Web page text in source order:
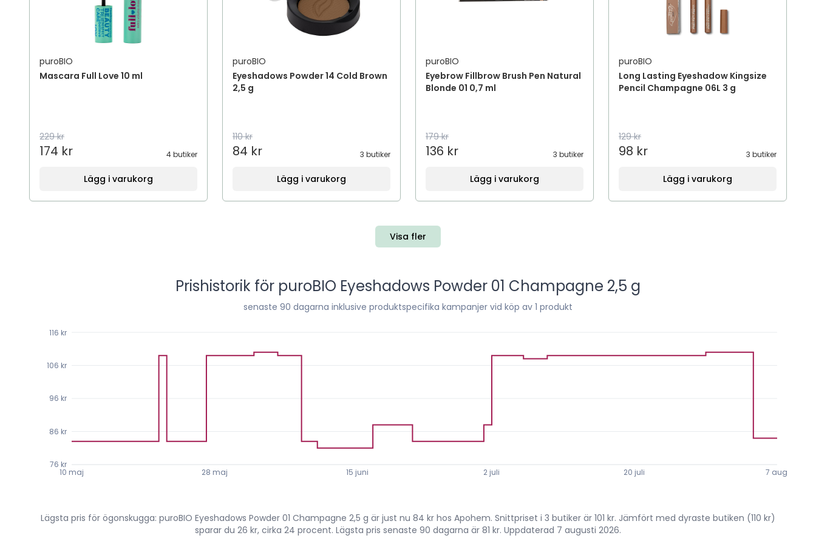
puroBIO
Mascara Full Love 10 ml
229 kr
174 kr 4 butiker
Lägg i varukorg
puroBIO
Eyeshadows Powder 14 Cold Brown
2,5 g
110 kr
84 kr 3 butiker
Lägg i varukorg
puroBIO
Eyebrow Fillbrow Brush Pen Natural
Blonde 01 0,7 ml
179 kr
136 kr 3 butiker
Lägg i varukorg
puroBIO
Long Lasting Eyeshadow Kingsize
Pencil Champagne 06L 3 g
129 kr
98 kr 3 butiker
Lägg i varukorg
Visa fler
Prishistorik för puroBIO Eyeshadows Powder 01 Champagne 2,5 g
senaste 90 dagarna inklusive produktspecifika kampanjer vid köp av 1 produkt
10 maj 28 maj 15 juni 2 juli 20 juli 7 aug.
76 kr
86 kr
96 kr
106 kr
116 kr
Lägsta pris för ögonskugga: puroBIO Eyeshadows Powder 01 Champagne 2,5 g är just nu 84 kr hos Apohem. Snittpriset i 3 butiker är 101 kr. Jämfört med dyraste butiken (110 kr)
sparar du 26 kr, cirka 24 procent. Lägsta pris senaste 90 dagarna är 81 kr. Uppdaterad 7 augusti 2026.